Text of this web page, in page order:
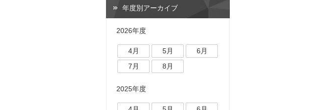
年度別アーカイブ
2026年度
4月 5月
6月
7月
8月
2025年度